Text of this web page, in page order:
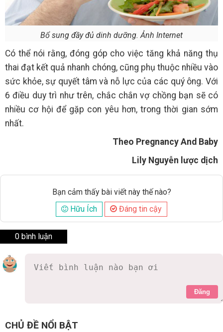
Bổ sung đầy đủ dinh dưỡng. Ảnh Internet
Có thể nói rằng, đóng góp cho việc tăng khả năng thụ
thai đạt kết quả nhanh chóng, cũng phụ thuộc nhiều vào
sức khỏe, sự quyết tâm và nỗ lực của các quý ông. Với
6 điều duy trì như trên, chắc chắn vợ chồng bạn sẽ có
nhiều cơ hội để gặp con yêu hơn, trong thời gian sớm
nhất.
Theo Pregnancy And Baby
Lily Nguyễn lược dịch
Bạn cảm thấy bài viết này thế nào?
Hữu Ích
Đáng tin cậy
0 bình luận
Đăng
CHỦ ĐỀ NỔI BẬT